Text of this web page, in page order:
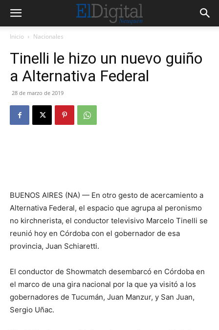
Inicio Nacionales
Tinelli le hizo un nuevo guiño
a Alternativa Federal
28 de marzo de 2019
BUENOS AIRES (NA) — En otro gesto de acercamiento a
Alternativa Federal, el espacio que agrupa al peronismo
no kirchnerista, el conductor televisivo Marcelo Tinelli se
reunió hoy en Córdoba con el gobernador de esa
provincia, Juan Schiaretti.
El conductor de Showmatch desembarcó en Córdoba en
el marco de una gira nacional por la que ya visitó a los
gobernadores de Tucumán, Juan Manzur, y San Juan,
Sergio Uñac.